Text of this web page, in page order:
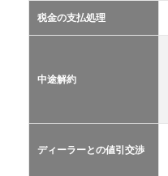
カー
リー
カー
ング
2.4
税金の支払処理
中途解約
ディーラーとの値引交渉